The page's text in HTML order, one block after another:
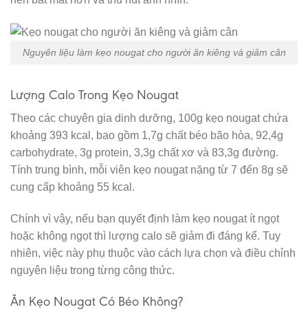
Nguyên liệu làm kẹo nougat cho người ăn kiêng và giảm cân
Lượng Calo Trong Kẹo Nougat
Theo các chuyên gia dinh dưỡng, 100g kẹo nougat chứa
khoảng 393 kcal, bao gồm 1,7g chất béo bão hòa, 92,4g
carbohydrate, 3g protein, 3,3g chất xơ và 83,3g đường.
Tính trung bình, mỗi viên kẹo nougat nặng từ 7 đến 8g sẽ
cung cấp khoảng 55 kcal.
Chính vì vậy, nếu bạn quyết định làm kẹo nougat ít ngọt
hoặc không ngọt thì lượng calo sẽ giảm đi đáng kể. Tuy
nhiên, việc này phụ thuộc vào cách lựa chọn và điều chỉnh
nguyên liệu trong từng công thức.
Ăn Kẹo Nougat Có Béo Không?